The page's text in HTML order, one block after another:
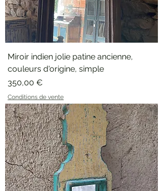
Miroir indien jolie patine ancienne,
couleurs d'origine, simple
Prix
350,00 €
Conditions de vente